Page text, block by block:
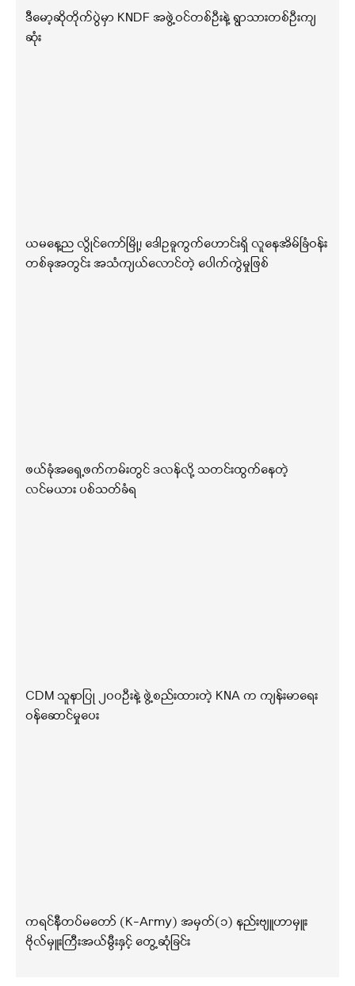
ဒီမော့ဆိုတိုက်ပွဲမှာ KNDF အဖွဲ့ဝင်တစ်ဦးနဲ့ ရွာသားတစ်ဦးကျ
ဆုံး
ယမနေ့ည လွိုင်ကော်မြို့၊ ဒေါဥခူကွက်ဟောင်းရှိ လူနေအိမ်ခြံဝန်း
တစ်ခုအတွင်း အသံကျယ်လောင်တဲ့ ပေါက်ကွဲမှုဖြစ်
ဖယ်ခုံအရှေ့ဖက်ကမ်းတွင် ဒလန်လို့ သတင်းထွက်နေတဲ့
လင်မယား ပစ်သတ်ခံရ
CDM သူနာပြု ၂၀၀ဦးနဲ့ ဖွဲ့စည်းထားတဲ့ KNA က ကျန်းမာရေး
ဝန်ဆောင်မှုပေး
ကရင်နီတပ်မတော် (K-Army) အမှတ်(၁) နည်းဗျူဟာမှူး
ဗိုလ်မှူးကြီးအယ်မွီးနှင့် တွေ့ဆုံခြင်း